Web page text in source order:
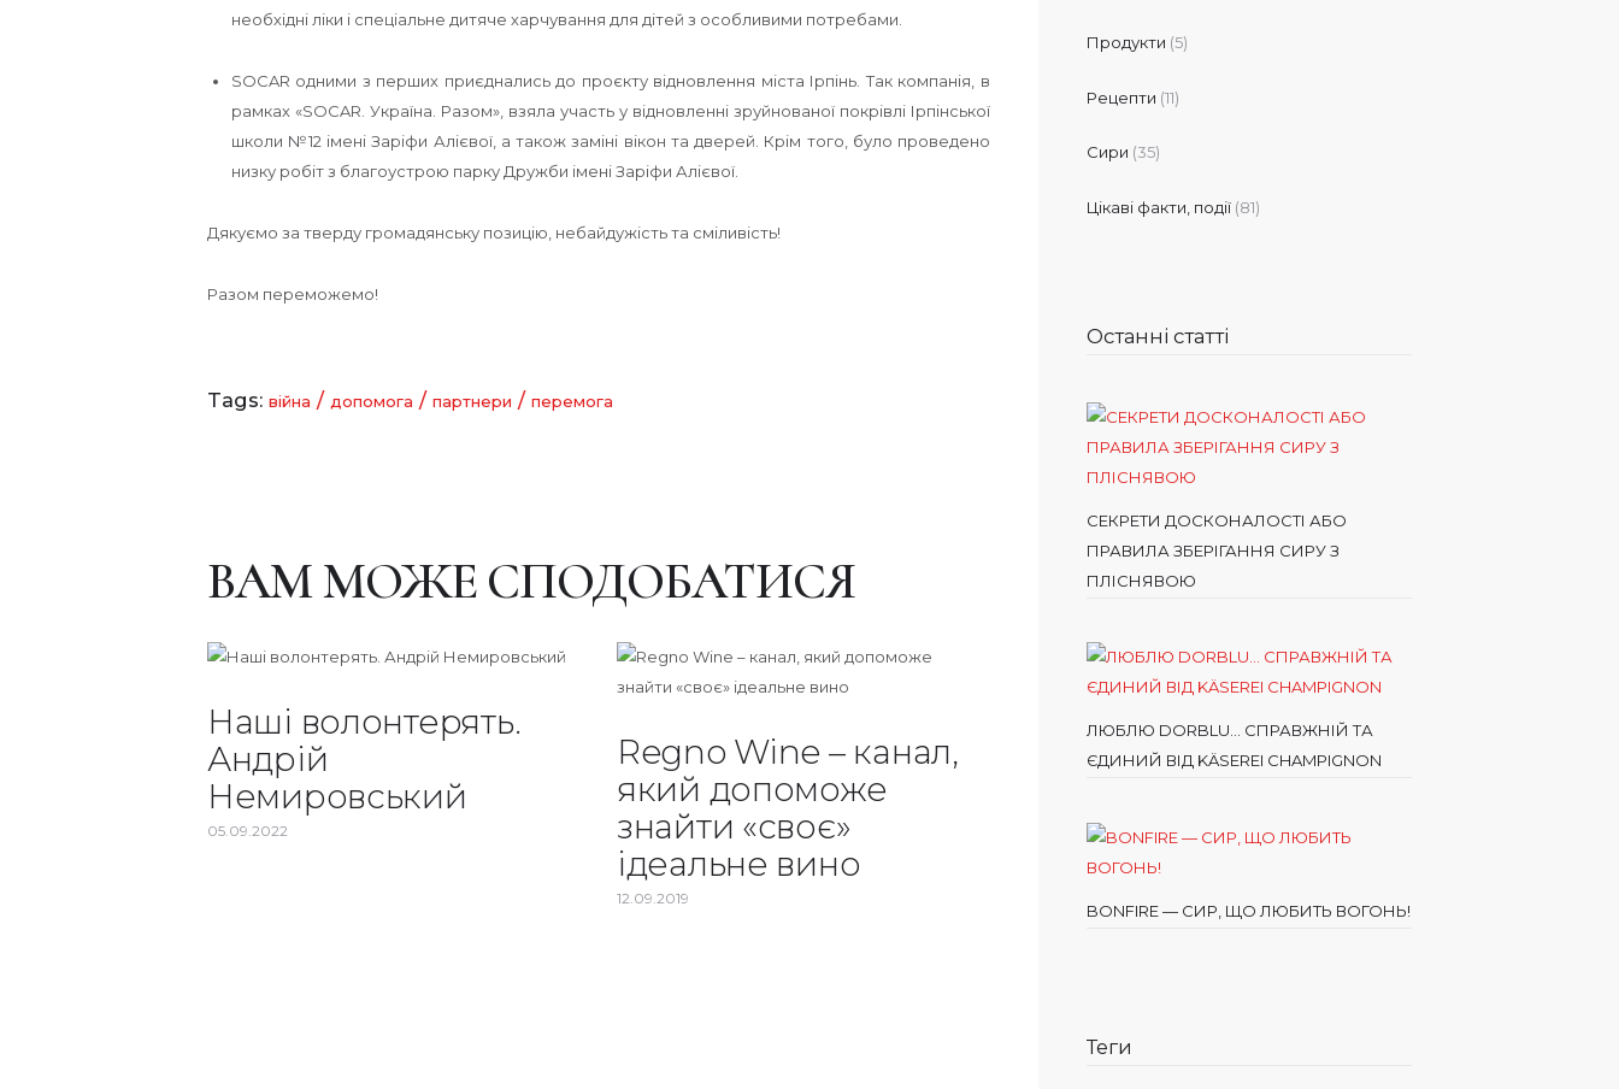
необхідні ліки і спеціальне дитяче харчування для дітей з особливими потребами.
SOCAR одними з перших приєднались до проєкту відновлення міста Ірпінь. Так компанія, в
рамках «SOCAR. Україна. Разом», взяла участь у відновленні зруйнованої покрівлі Ірпінської
школи №12 імені Заріфи Алієвої, а також заміні вікон та дверей. Крім того, було проведено
низку робіт з благоустрою парку Дружби імені Заріфи Алієвої.
Дякуємо за тверду громадянську позицію, небайдужість та сміливість!
Разом переможемо!
Tags: війна / допомога / партнери / перемога
ВАМ МОЖЕ СПОДОБАТИСЯ
Наші волонтерять.
Андрій
Немировський
05.09.2022
Regno Wine – канал,
який допоможе
знайти «своє»
ідеальне вино
12.09.2019
Продукти (5)
Рецепти (11)
Сири (35)
Цікаві факти, події (81)
Останні статті
СЕКРЕТИ ДОСКОНАЛОСТІ АБО
ПРАВИЛА ЗБЕРІГАННЯ СИРУ З
ПЛІСНЯВОЮ
ЛЮБЛЮ DORBLU… СПРАВЖНІЙ ТА
ЄДИНИЙ ВІД KÄSEREI CHAMPIGNON
BONFIRE — СИР, ЩО ЛЮБИТЬ ВОГОНЬ!
Теги